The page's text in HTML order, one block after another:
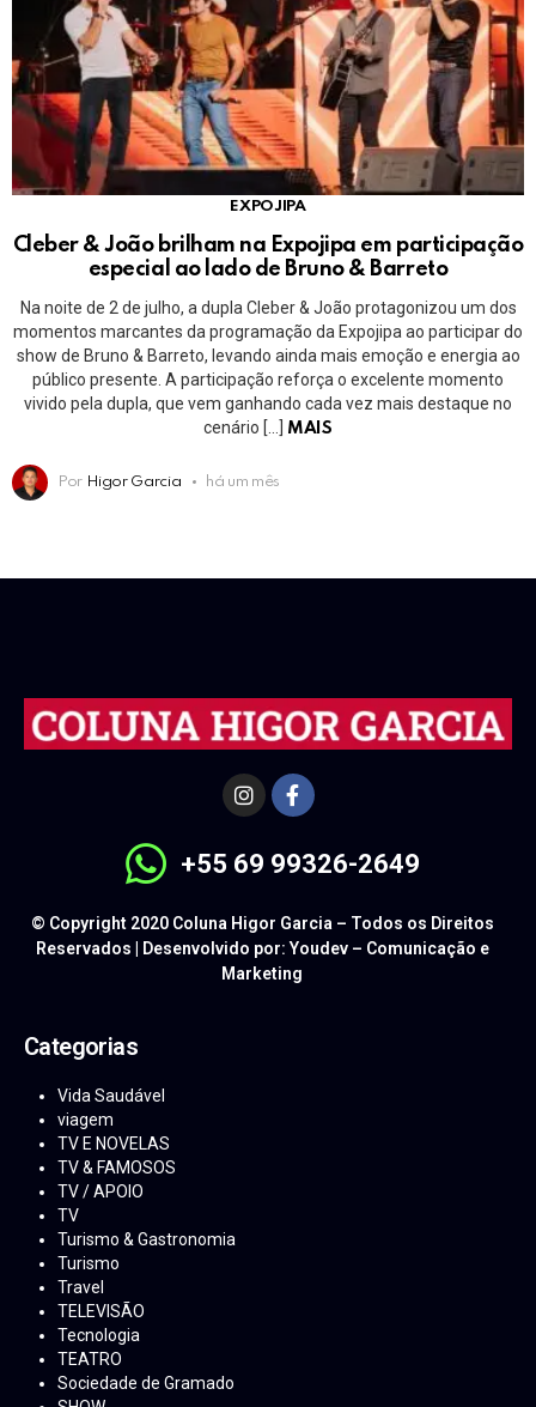
EXPOJIPA
Cleber & João brilham na Expojipa em participação
especial ao lado de Bruno & Barreto
Na noite de 2 de julho, a dupla Cleber & João protagonizou um dos
momentos marcantes da programação da Expojipa ao participar do
show de Bruno & Barreto, levando ainda mais emoção e energia ao
público presente. A participação reforça o excelente momento
vivido pela dupla, que vem ganhando cada vez mais destaque no
cenário […]
MAIS
Por Higor Garcia há um mês
+55 69 99326-2649
© Copyright 2020 Coluna Higor Garcia – Todos os Direitos
Reservados | Desenvolvido por: Youdev – Comunicação e
Marketing
Categorias
Vida Saudável
viagem
TV E NOVELAS
TV & FAMOSOS
TV / APOIO
TV
Turismo & Gastronomia
Turismo
Travel
TELEVISÃO
Tecnologia
TEATRO
Sociedade de Gramado